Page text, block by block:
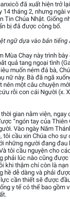
đã xuất hiện trở
14 tháng 2, nhưng ngài
Tin Chúa Nhật. Giống
bị đã được công bố.
ngữ dựa vào bản tiếng
Mùa Chay này trình
quả tang ngoại tình
muốn ném đá bà,
nữ này. Bà đã ngã
nên một câu chuyện
rỗi con cái Người (x.
gian nằm viện, ngay
“ngón tay của Thiên
Vào ngày Năm
cầu xin Chúa cho sự
những người đang đau
tôi cầu nguyện cho
phải lúc nào cũng
khi thậm chí còn là
hề dễ dàng và phải
cần thiết sẽ được
y tế có thể bao gồm